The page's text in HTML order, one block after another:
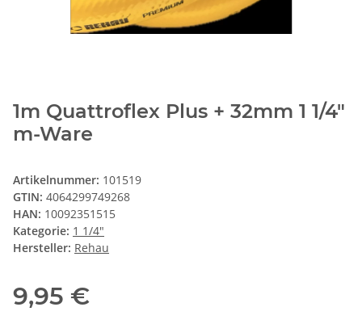
1m Quattroflex Plus + 32mm 1 1/4"
m-Ware
Artikelnummer: 101519
GTIN: 4064299749268
HAN: 10092351515
Kategorie: 1 1/4"
Hersteller: Rehau
9,95 €